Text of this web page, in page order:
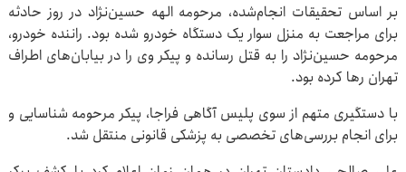
بر اساس تحقیقات انجام‌شده، مرحومه الهه حسین‌نژاد در روز حادثه
برای مراجعت به منزل سوار یک دستگاه خودرو شده بود. راننده خودرو،
مرحومه حسین‌نژاد را به قتل رسانده و پیکر وی را در بیابان‌های اطراف
تهران رها کرده بود.
با دستگیری متهم از سوی پلیس آگاهی فراجا، پیکر مرحومه شناسایی و
برای انجام بررسی‌های تخصصی به پزشکی قانونی منتقل شد.